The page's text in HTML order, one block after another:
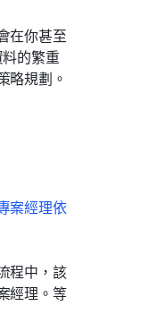
在你甚至
的繁重
略規劃。
案經理依
程中，該
經理。等